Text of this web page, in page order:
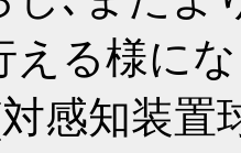
える様に
感知装